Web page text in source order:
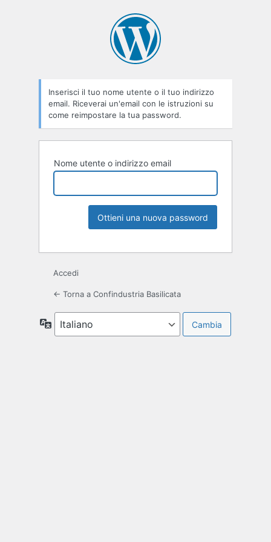
Inserisci il tuo nome utente o il tuo indirizzo
email. Riceverai un'email con le istruzioni su
come reimpostare la tua password.
Nome utente o indirizzo email
Accedi
← Torna a Confindustria Basilicata
Lingua